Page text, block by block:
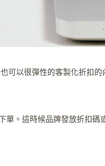
可以很彈性的客製化折扣的
。這時候品牌發放折扣